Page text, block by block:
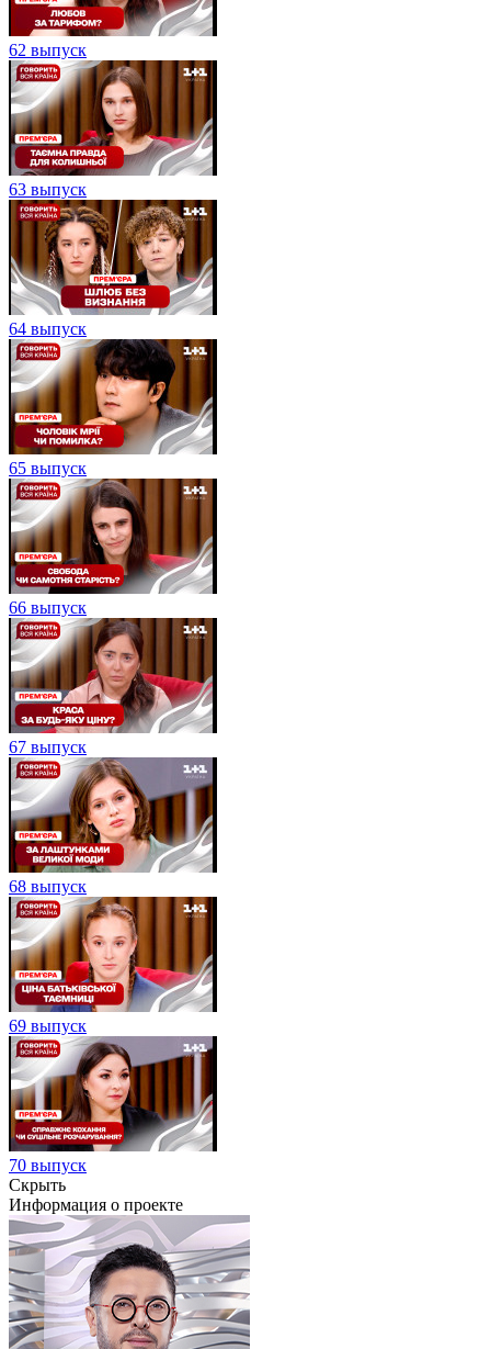
62 выпуск
63 выпуск
64 выпуск
65 выпуск
66 выпуск
67 выпуск
68 выпуск
69 выпуск
70 выпуск
Скрыть
Информация о проекте